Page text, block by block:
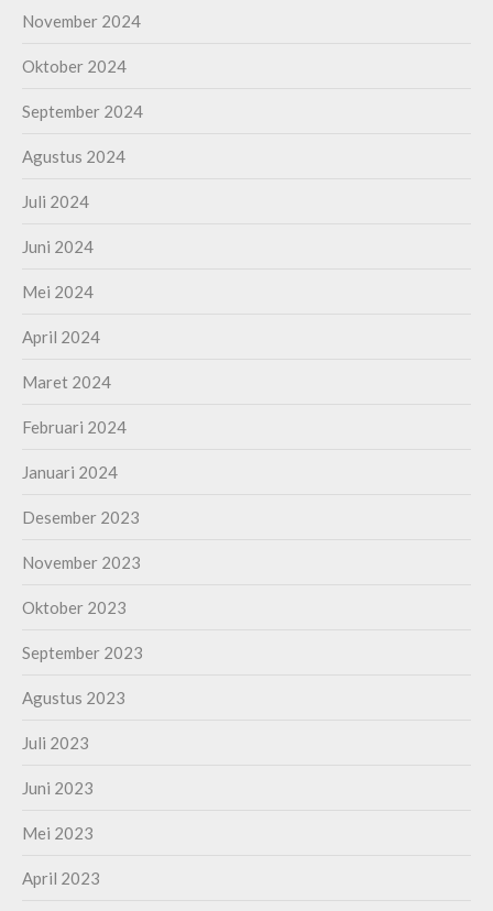
November 2024
Oktober 2024
September 2024
Agustus 2024
Juli 2024
Juni 2024
Mei 2024
April 2024
Maret 2024
Februari 2024
Januari 2024
Desember 2023
November 2023
Oktober 2023
September 2023
Agustus 2023
Juli 2023
Juni 2023
Mei 2023
April 2023